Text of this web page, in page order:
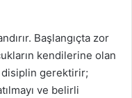
Başlangıçta zor
kendilerine olan
disiplin gerektirir;
ve belirli